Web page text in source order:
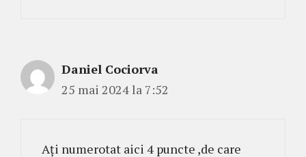
Daniel Cociorva
25 mai 2024 la 7:52
Ați numerotat aici 4 puncte ,de care